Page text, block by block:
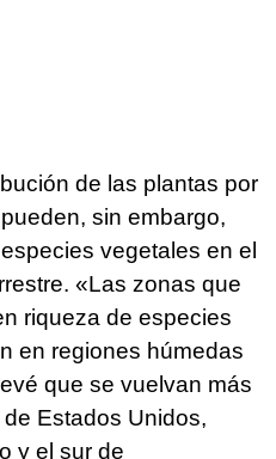
de las plantas por
sin embargo,
vegetales en el
«Las zonas que
riqueza de especies
en regiones húmedas
que se vuelvan más
Estados Unidos,
y el sur de